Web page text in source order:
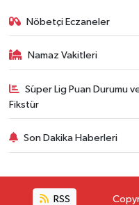
Nöbetçi Eczaneler
Namaz Vakitleri
Süper Lig Puan Durumu
Fikstür
Son Dakika Haberleri
RSS